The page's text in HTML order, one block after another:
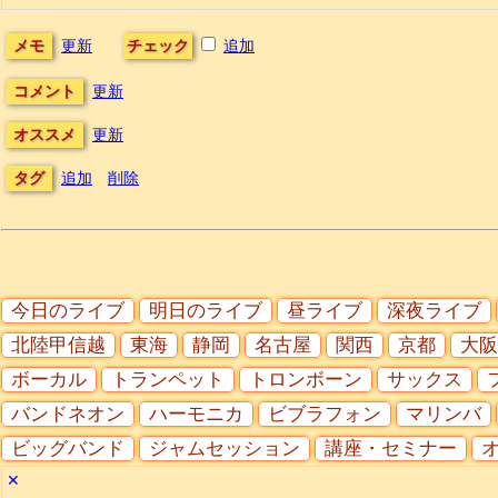
メモ 更新 チェック 追加
コメント 更新
オススメ 更新
タグ 追加 削除
今日のライブ 明日のライブ 昼ライブ
深夜ライブ
北陸甲信越
東海 静岡 名古屋 関西 京都
大阪
ボーカル
トランペット トロンボーン サックス
バンドネオン
ハーモニカ ビブラフォン
マリンバ
ビッグバンド
ジャムセッション 講座・セミナー
✕